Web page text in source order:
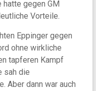
gegen GM
Vorteile.
Eppinger gegen
ohne wirkliche
tapferen Kampf
sah die
Aber dann war auch